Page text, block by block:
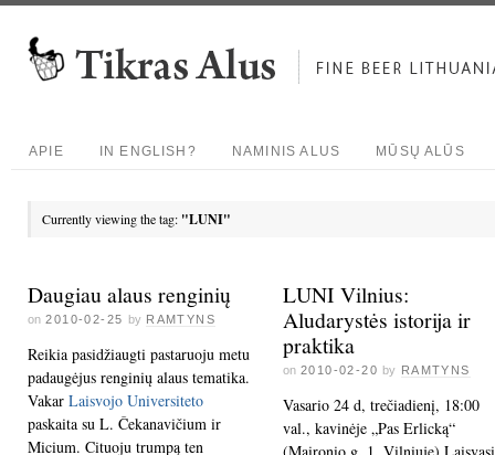
APIE IN ENGLISH? NAMINIS ALUS MŪSŲ ALŪS
Currently viewing the tag: "LUNI"
Daugiau alaus renginių
on 2010-02-25 by RAMTYNS
Reikia pasidžiaugti pastaruoju metu
padaugėjus renginių alaus tematika.
Vakar Laisvojo Universiteto
paskaita su L. Čekanavičium ir
Micium. Cituoju trumpą ten
LUNI Vilnius:
Aludarystės istorija ir
praktika
on 2010-02-20 by RAMTYNS
Vasario 24 d, trečiadienį, 18:00
val., kavinėje „Pas Erlicką“
(Maironio g. 1, Vilniuje)